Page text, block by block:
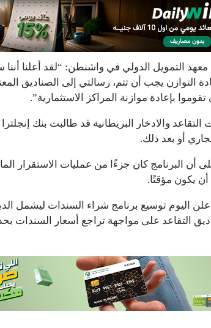
التمويل الدولي في واشنطن: “لقد أعلنا
التوازن يجب أن تتم، رسالتي إلى الصناديق
تقوموا بإعادة موازنة المراكز الاستثمارية”.
والادخار البريطانية قد طالبت بنك
أو بعد ذلك.
البرنامج كان جزءًا من عمليات الاستقرار
يكون مؤقتًا.
اليوم توسيع برنامج شراء السندات ليشمل
التقاعد على مواجهة تراجع أسعار